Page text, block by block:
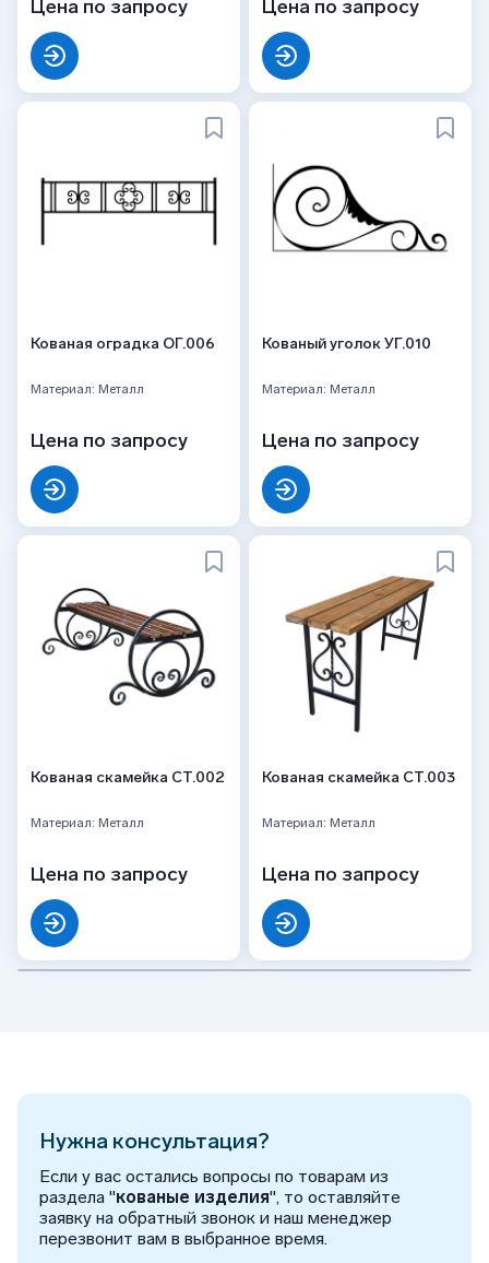
Цена по запросу Цена по запросу
Кованая оградка ОГ.006
Материал: Металл
Цена по запросу
Кованый уголок УГ.010
Материал: Металл
Цена по запросу
Кованая скамейка СТ.002
Материал: Металл
Цена по запросу
Кованая скамейка СТ.003
Материал: Металл
Цена по запросу
Нужна консультация?
Если у вас остались вопросы по товарам из
раздела "кованые изделия", то оставляйте
заявку на обратный звонок и наш менеджер
перезвонит вам в выбранное время.